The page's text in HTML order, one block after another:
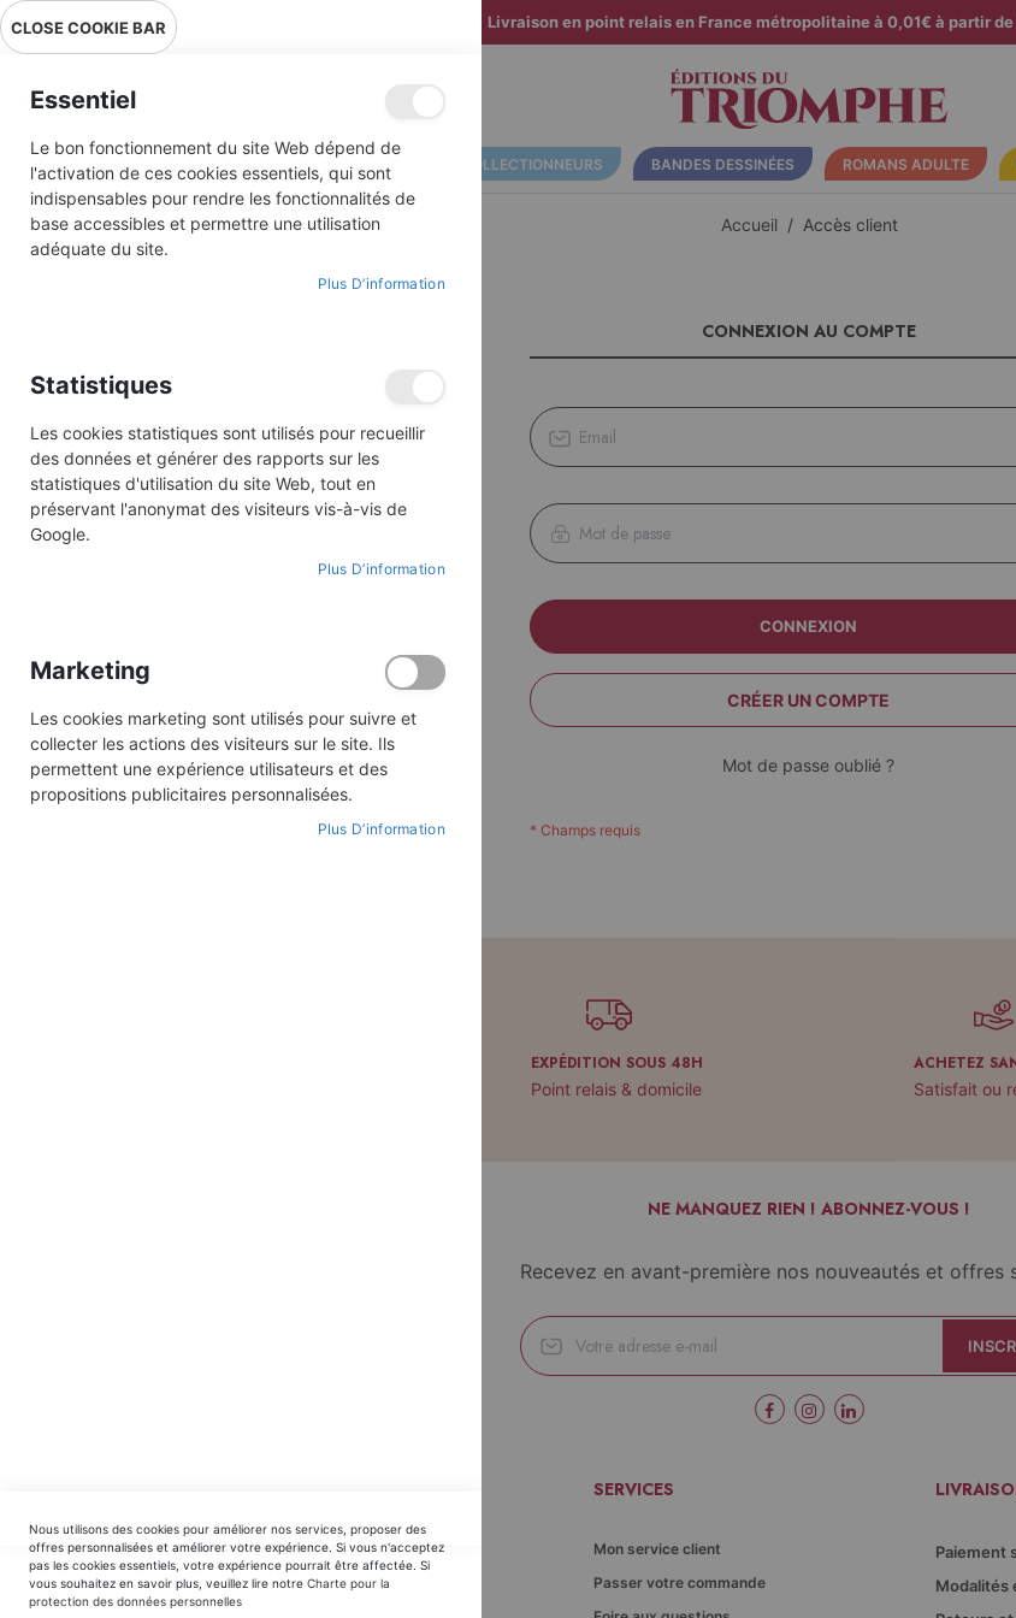
Livraison en point relais en France métropolitaine à 0,01€ à partir
ALBUMS ILLUSTRÉS BD COLLECTIONNEURS BANDES DESSINÉES ROMANS ADULTE
Accueil Accès client
CONNEXION AU COMPTE
CONNEXION
CRÉER UN COMPTE
Mot de passe oublié ?
EXPÉDITION SOUS 48H
Point relais & domicile
ACHETEZ
Satisfait ou
NE MANQUEZ RIEN ! ABONNEZ-VOUS !
Recevez en avant-première nos nouveautés et offres
Horaires SAV :
du Lundi au Jeudi : 9h30 -12h30 / 14h - 17h30
Vendredi : 9h30 - 12h30 / 14h - 16h00
SERVICES
Mon service client
Passer votre commande
Paiement
Modalités
CLOSE COOKIE BAR
Essentiel
Le bon fonctionnement du site Web dépend de
l'activation de ces cookies essentiels, qui sont
indispensables pour rendre les fonctionnalités de
base accessibles et permettre une utilisation
adéquate du site.
Plus D’information
Statistiques
Les cookies statistiques sont utilisés pour recueillir
des données et générer des rapports sur les
statistiques d'utilisation du site Web, tout en
préservant l'anonymat des visiteurs vis-à-vis de
Google.
Plus D’information
Marketing
Les cookies marketing sont utilisés pour suivre et
collecter les actions des visiteurs sur le site. Ils
permettent une expérience utilisateurs et des
propositions publicitaires personnalisées.
Plus D’information
Nous utilisons des cookies pour améliorer nos services, proposer des
offres personnalisées et améliorer votre expérience. Si vous n'acceptez
pas les cookies essentiels, votre expérience pourrait être affectée. Si
vous souhaitez en savoir plus, veuillez lire notre Charte pour la
protection des données personnelles